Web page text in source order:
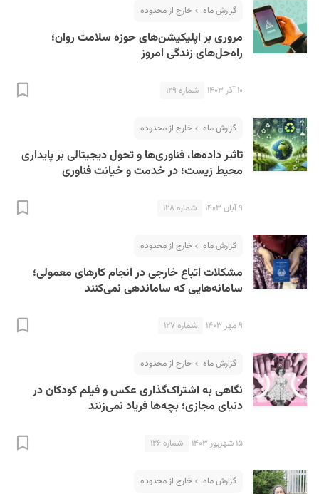
گزارش ماه خارج از محدوده
مروری بر اپلیکیشن‌های حوزه سلامت روان؛
راه‌حل‌های زندگی امروز
۱۰ آذر ۱۴۰۳ شماره ۱۲۹
گزارش ماه خارج از محدوده
تاثیر داده‌ها، فناوری‌ها و تحول دیجیتالی بر پایداری
محیط زیست؛ در خدمت و خیانت فناوری
۹ آبان ۱۴۰۳ شماره ۱۲۸
گزارش ماه خارج از محدوده
مشکلات اتباع خارجی در انجام کارهای معمولی؛
سامانه‌هایی که ساماندهی نمی‌کنند
۹ مهر ۱۴۰۳ شماره ۱۲۷
گزارش ماه خارج از محدوده
نگاهی به اشتراک‌گذاری عکس و فیلم کودکان در
دنیای مجازی؛‌ بچه‌ها فریاد نمی‌زنند
۱۵ شهریور ۱۴۰۳ شماره ۱۲۶
گزارش ماه خارج از محدوده